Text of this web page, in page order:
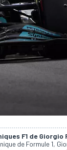
F1 de Giorgio
de Formule 1,